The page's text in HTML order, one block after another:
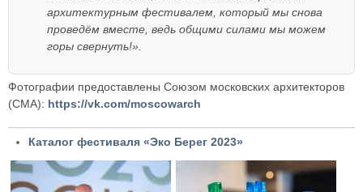
архитектурным фестивалем, который мы снова
проведём вместе, ведь общими силами мы можем
горы свернуть!».
Фотографии предоставлены Союзом московских архитекторов
(СМА): https://vk.com/moscowarch
Каталог фестиваля «Эко Берег 2023»